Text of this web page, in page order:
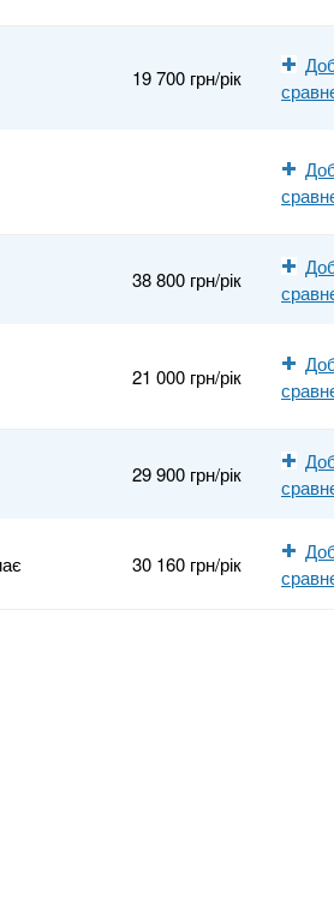
19 700 грн/рік
38 800 грн/рік
21 000 грн/рік
29 900 грн/рік
30 160 грн/рік